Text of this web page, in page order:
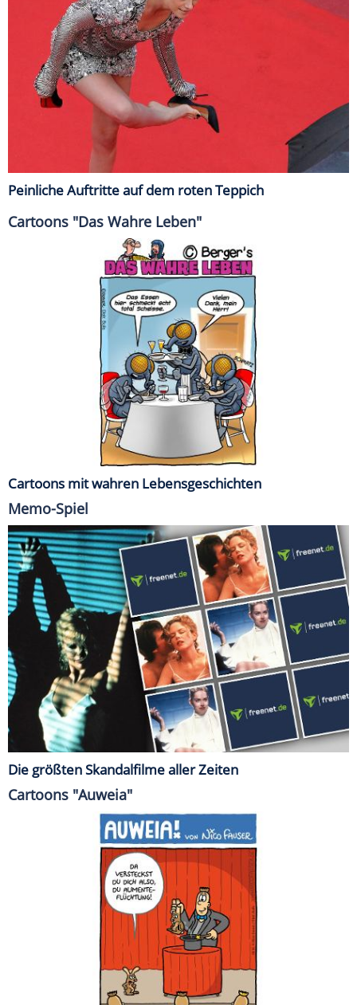
Peinliche Auftritte auf dem roten Teppich
Cartoons "Das Wahre Leben"
Cartoons mit wahren Lebensgeschichten
Memo-Spiel
Die größten Skandalfilme aller Zeiten
Cartoons "Auweia"